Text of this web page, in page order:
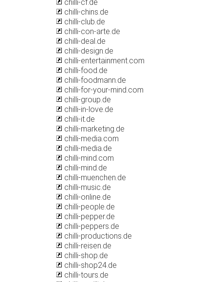
chilli-cf.de
chilli-chins.de
chilli-club.de
chilli-con-arte.de
chilli-deal.de
chilli-design.de
chilli-entertainment.com
chilli-food.de
chilli-foodmann.de
chilli-for-your-mind.com
chilli-group.de
chilli-in-love.de
chilli-it.de
chilli-marketing.de
chilli-media.com
chilli-media.de
chilli-mind.com
chilli-mind.de
chilli-muenchen.de
chilli-music.de
chilli-online.de
chilli-people.de
chilli-pepper.de
chilli-peppers.de
chilli-productions.de
chilli-reisen.de
chilli-shop.de
chilli-shop24.de
chilli-tours.de